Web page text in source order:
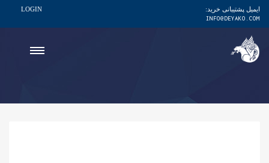
ایمیل پشتیبانی خرید:
INFO@DEYAKO.COM
LOGIN